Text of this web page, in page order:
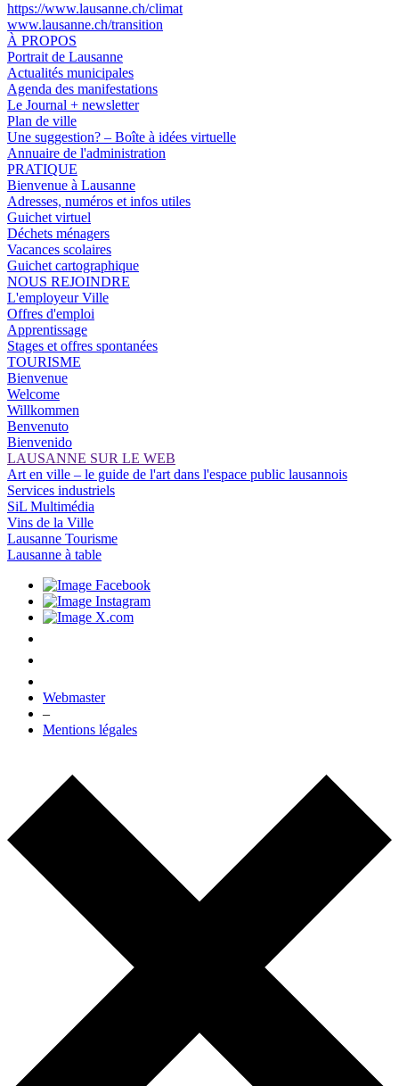
https://www.lausanne.ch/climat
www.lausanne.ch/transition
À PROPOS
Portrait de Lausanne
Actualités municipales
Agenda des manifestations
Le Journal + newsletter
Plan de ville
Une suggestion? – Boîte à idées virtuelle
Annuaire de l'administration
PRATIQUE
Bienvenue à Lausanne
Adresses, numéros et infos utiles
Guichet virtuel
Déchets ménagers
Vacances scolaires
Guichet cartographique
NOUS REJOINDRE
L'employeur Ville
Offres d'emploi
Apprentissage
Stages et offres spontanées
TOURISME
Bienvenue
Welcome
Willkommen
Benvenuto
Bienvenido
LAUSANNE SUR LE WEB
Art en ville – le guide de l'art dans l'espace public lausannois
Services industriels
SiL Multimédia
Vins de la Ville
Lausanne Tourisme
Lausanne à table
Webmaster
–
Mentions légales